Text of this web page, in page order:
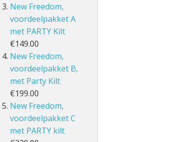
New Freedom,
voordeelpakket A
met PARTY Kilt
€149.00
New Freedom,
voordeelpakket B,
met Party Kilt
€199.00
New Freedom,
voordeelpakket C
met PARTY kilt